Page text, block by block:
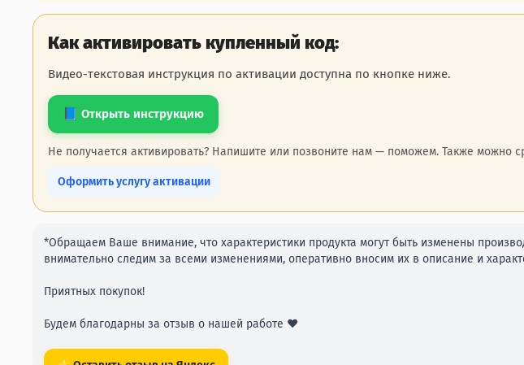
Как активировать купленный код:
Видео-текстовая инструкция по активации доступна по кнопке ниже.
📘 Открыть инструкцию
Не получается активировать? Напишите или позвоните нам — поможем. Также можно
Оформить услугу активации
*Обращаем Ваше внимание, что характеристики продукта могут быть изменены
внимательно следим за всеми изменениями, оперативно вносим их в описание и
Приятных покупок!
Будем благодарны за отзыв о нашей работе ❤️